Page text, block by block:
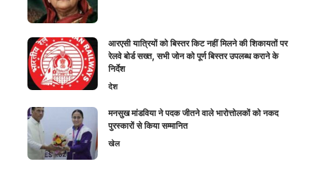
आरएसी यात्रियों को बिस्तर किट नहीं मिलने की शिकायतों पर
रेलवे बोर्ड सख्त, सभी जोन को पूर्ण बिस्तर उपलब्ध कराने के
निर्देश
देश
मनसुख मांडविया ने पदक जीतने वाले भारोत्तोलकों को नकद
पुरस्कारों से किया सम्मानित
खेल